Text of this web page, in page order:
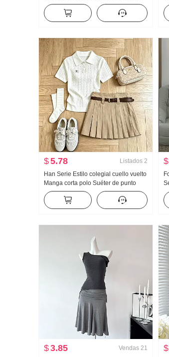
muñeca Camisa para mujer Estilo
francés Retro Protección solar
Cárdigan
$5.78 Listados 2
Han Serie Estilo colegial cuello vuelto
Manga corta polo Suéter de punto
Conjunto Mujer 2026 Verano Nuevo
Gigante Bonito Plisado Falda
$
$3.85 Vendas 21
$